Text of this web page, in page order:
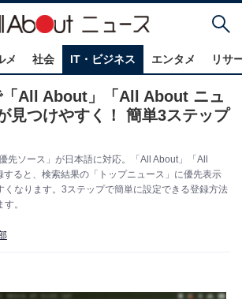
メ 社会 IT・ビジネス エンタメ リサ
All About」「All About ニュ
見つけやすく！ 簡単3ステップ
先ソース」が日本語に対応。「All About」「All
ると、検索結果の「トップニュース」に優先表示
くなります。3ステップで簡単に設定できる登録方法
。